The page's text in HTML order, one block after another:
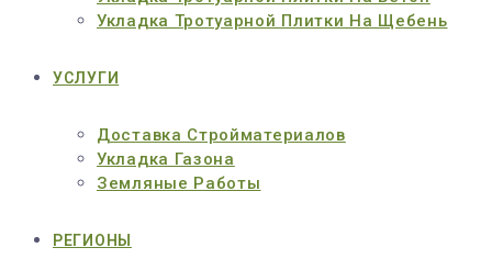
Укладка Тротуарной Плитки На Щебень
УСЛУГИ
Доставка Стройматериалов
Укладка Газона
Земляные Работы
РЕГИОНЫ